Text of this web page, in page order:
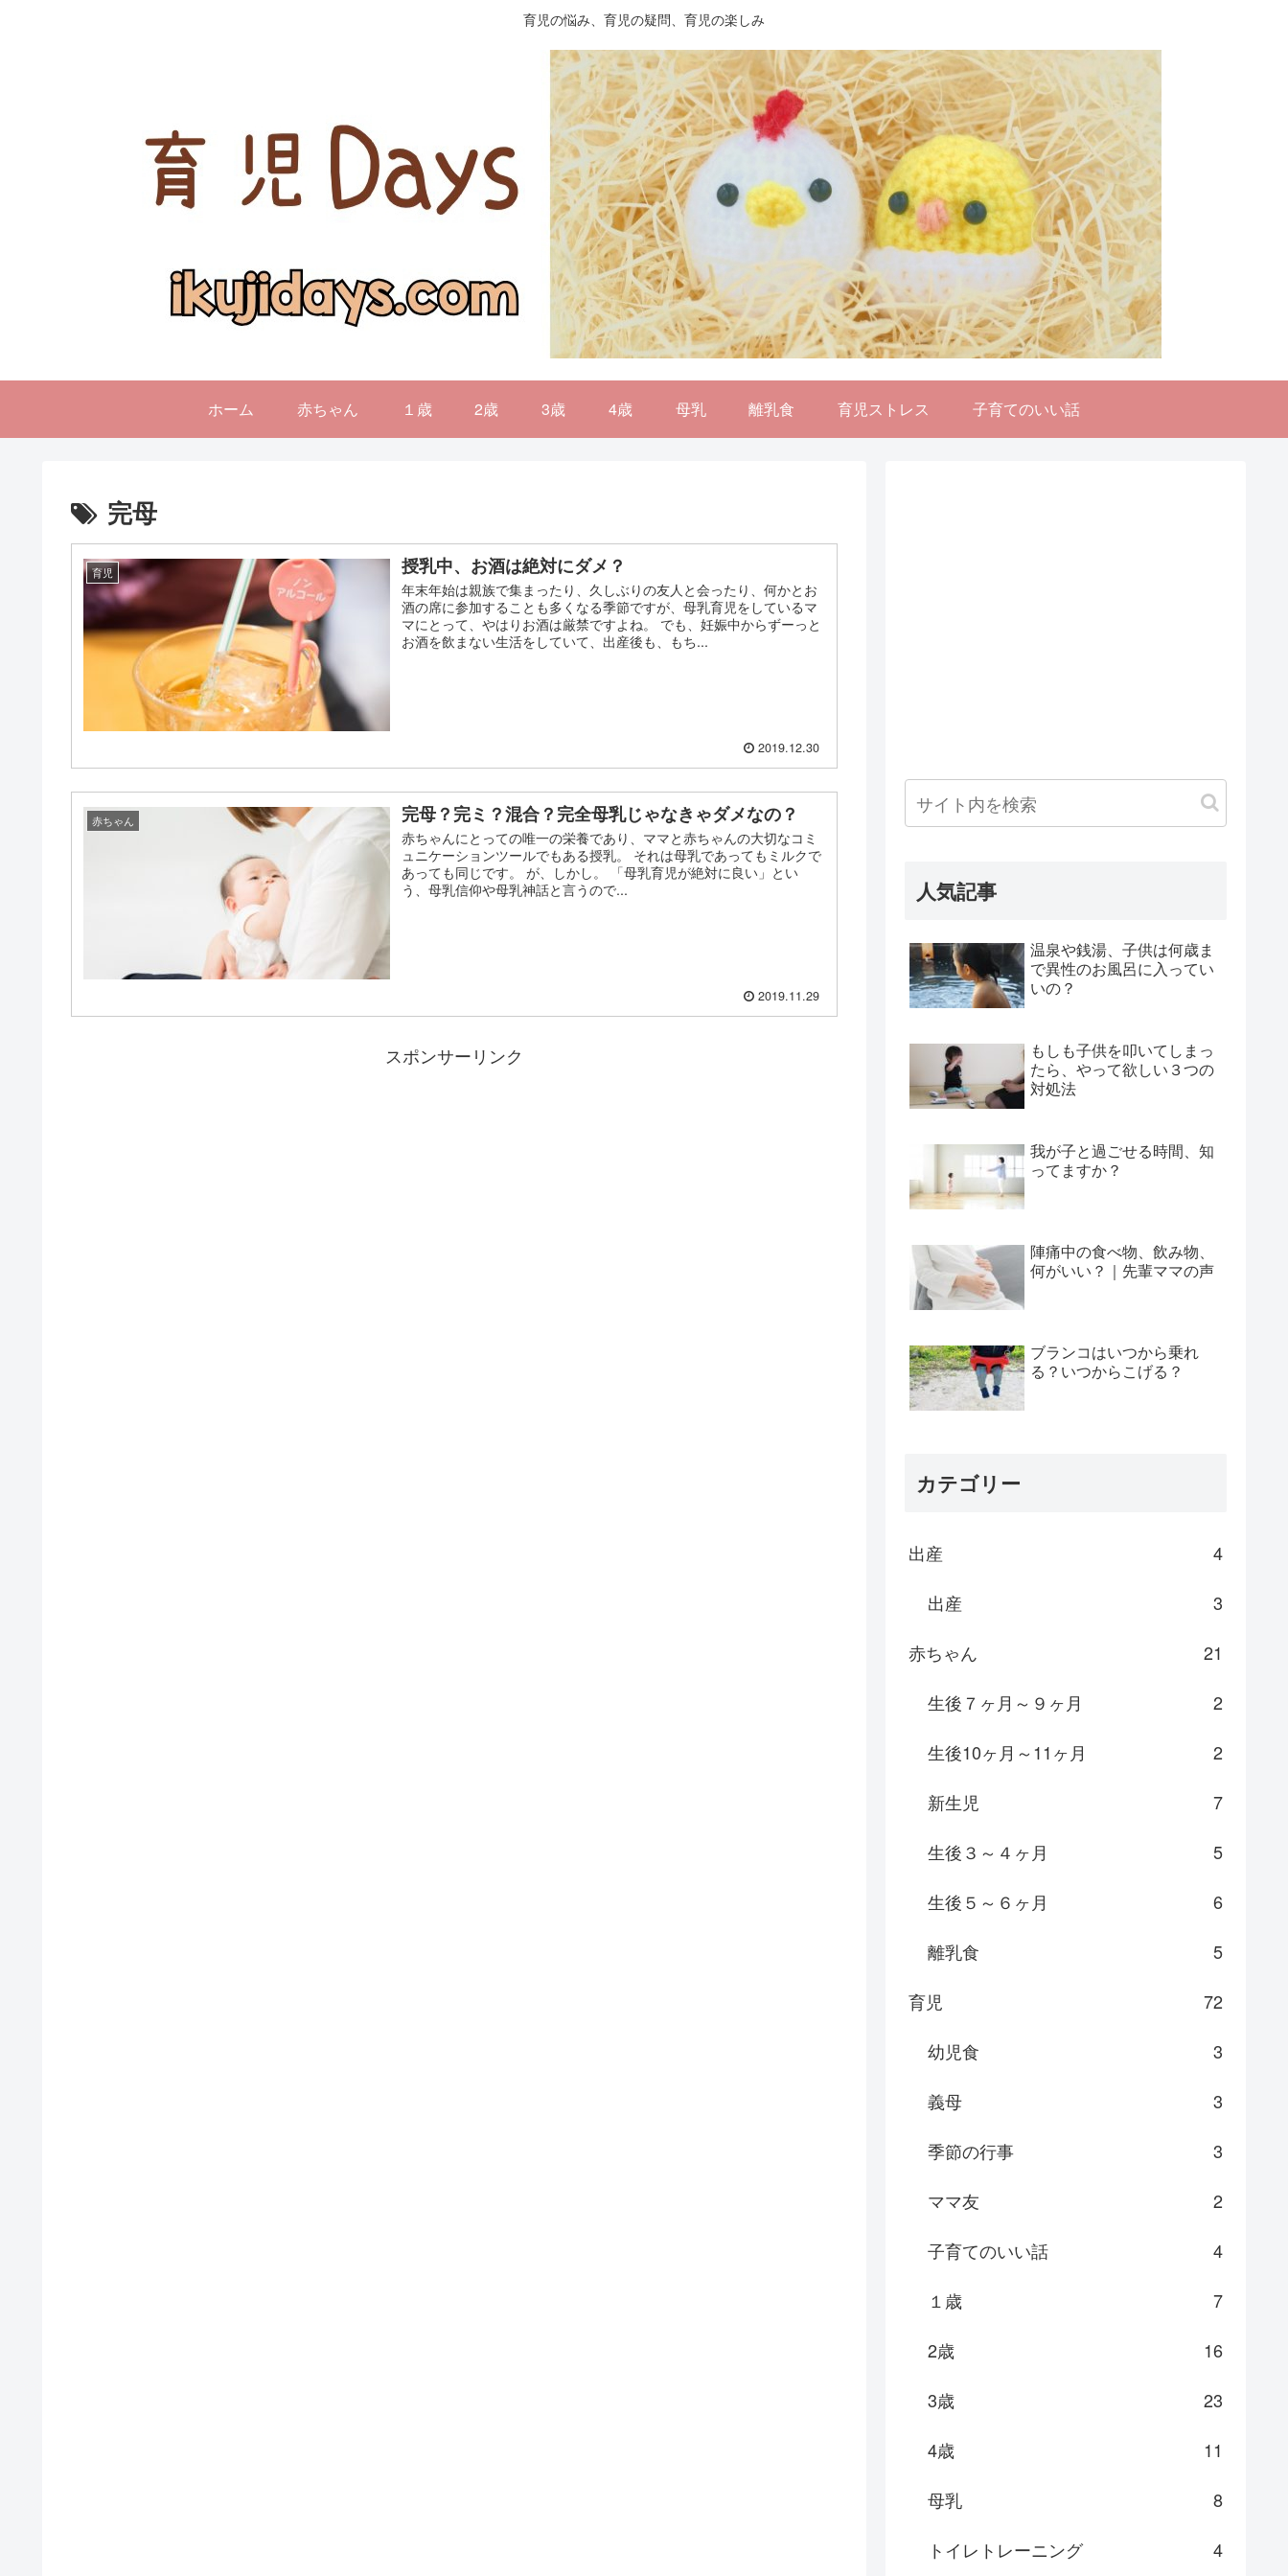
育児の悩み、育児の疑問、育児の楽しみ
ホーム 赤ちゃん １歳 2歳 3歳 4歳 母乳 離乳食 育児ストレス 子育てのいい話
完母
育児 授乳中、お酒は絶対にダメ？
年末年始は親族で集まったり、久しぶりの友人と会ったり、何かとお
酒の席に参加することも多くなる季節ですが、母乳育児をしているマ
マにとって、やはりお酒は厳禁ですよね。 でも、妊娠中からずーっと
お酒を飲まない生活をしていて、出産後も、もち...
2019.12.30
赤ちゃん 完母？完ミ？混合？完全母乳じゃなきゃダメなの？
赤ちゃんにとっての唯一の栄養であり、ママと赤ちゃんの大切なコミ
ュニケーションツールでもある授乳。 それは母乳であってもミルクで
あっても同じです。 が、しかし。 「母乳育児が絶対に良い」とい
う、母乳信仰や母乳神話と言うので...
2019.11.29
スポンサーリンク
人気記事
温泉や銭湯、子供は何歳ま
で異性のお風呂に入ってい
いの？
もしも子供を叩いてしまっ
たら、やって欲しい３つの
対処法
我が子と過ごせる時間、知
ってますか？
陣痛中の食べ物、飲み物、
何がいい？｜先輩ママの声
ブランコはいつから乗れ
る？いつからこげる？
カテゴリー
出産
4
出産
3
赤ちゃん
21
生後７ヶ月～９ヶ月
2
生後10ヶ月～11ヶ月
2
新生児
7
生後３～４ヶ月
5
生後５～６ヶ月
6
離乳食
5
育児
72
幼児食
3
義母
3
季節の行事
3
ママ友
2
子育てのいい話
4
１歳
7
2歳
16
3歳
23
4歳
11
母乳
8
トイレトレーニング
4